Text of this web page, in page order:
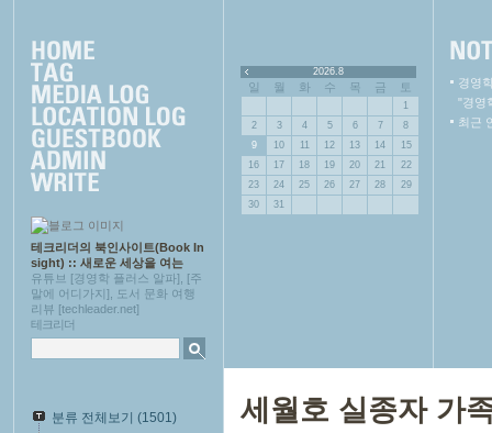
테크리더의 북인사이트(Book In
sight) :: 새로운 세상을 여는
유튜브 [경영학 플러스 알파], [주
말에 어디가지], 도서 문화 여행
리뷰 [techleader.net]
테크리더
분류 전체보기 (1501)
2026.8
일 월 화 수 목 금 토
1
2
3 4 5 6 7
8
9
10 11 12 13 14
15
16
17 18 19 20 21
22
23
24 25 26 27 28
29
30
31
경영
"경영
최근
세월호 실종자 가